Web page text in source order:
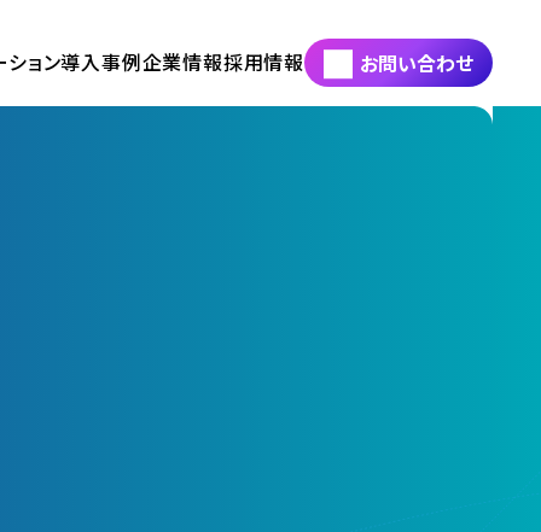
ション導入事例企業情報採用情報 お問い合わせ